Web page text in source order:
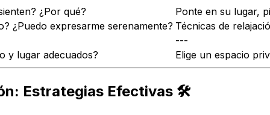
¿Por qué?
Ponte en su lugar,
¿Puedo expresarme serenamente? Técnicas de
---
y lugar adecuados? Elige un espacio
Estrategias Efectivas 🛠️